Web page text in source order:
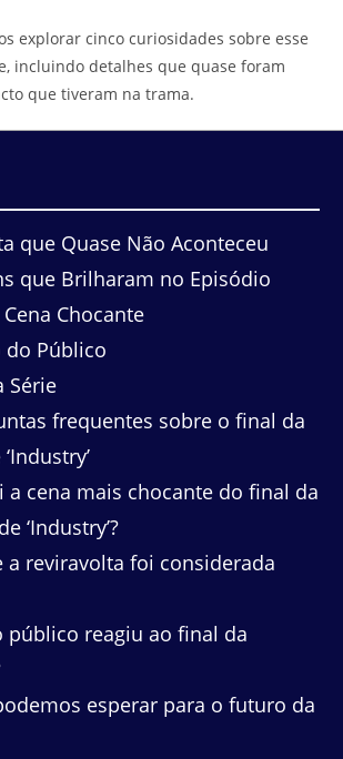
explorar cinco curiosidades sobre esse
incluindo detalhes que quase foram
que tiveram na trama.
que Quase Não Aconteceu
que Brilharam no Episódio
Chocante
do Público
Série
frequentes sobre o final da
a cena mais chocante do final da
‘Industry’?
a reviravolta foi considerada
público reagiu ao final da
esperar para o futuro da